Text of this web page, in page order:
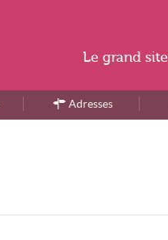
Adresses
Le grand site